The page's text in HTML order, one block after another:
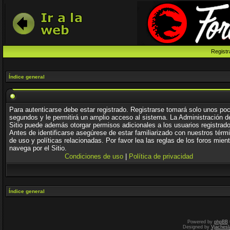
Índice general
Para autenticarse debe estar registrado. Registrarse tomará solo unos
segundos y le permitirá un amplio acceso al sistema. La Administración
Sitio puede además otorgar permisos adicionales a los usuarios
Antes de identificarse asegúrese de estar familiarizado con nuestros
de uso y políticas relacionadas. Por favor lea las reglas de los foros
navega por el Sitio.
Condiciones de uso
Política de privacidad
Índice general
Powered by phpBB
Designed by